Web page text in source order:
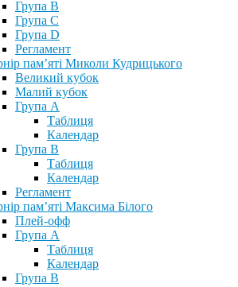
Група В
Група С
Група D
Регламент
пам’яті Миколи Кудрицького
Великий кубок
Малий кубок
Група А
Таблиця
Календар
Група В
Таблиця
Календар
Регламент
пам’яті Максима Білого
Плей-офф
Група А
Таблиця
Календар
Група В